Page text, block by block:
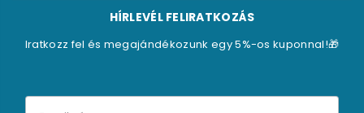
HÍRLEVÉL FELIRATKOZÁS
Iratkozz fel és megajándékozunk egy 5%-os kuponnal!🎁